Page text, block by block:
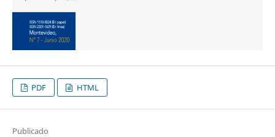
PDF HTML
Publicado